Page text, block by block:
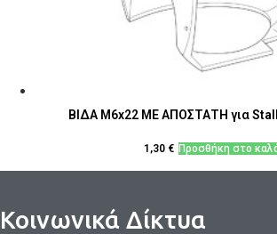
ΒΙΔΑ M6x22 ΜΕ ΑΠΟΣΤΑΤΗ για
1,30 € Προσθήκη στο
Κοινωνικά Δίκτυα